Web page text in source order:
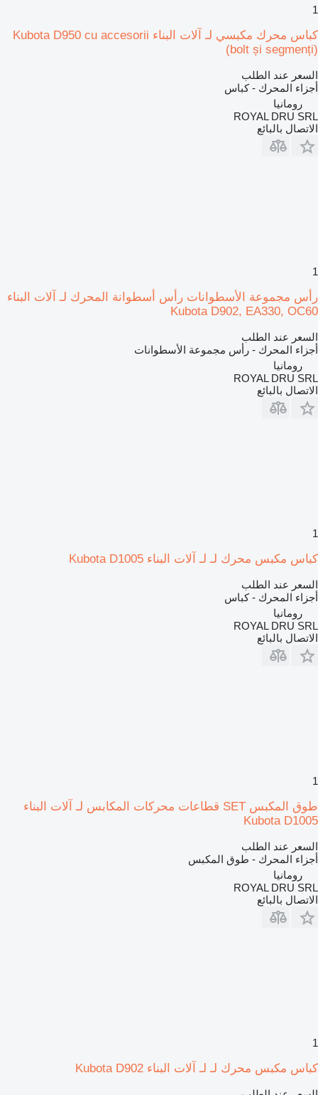
1
كباس محرك مكبسي لـ آلات البناء Kubota D950 cu accesorii
(bolt și segmenți)
السعر عند الطلب
أجزاء المحرك - كباس
رومانيا
ROYAL DRU SRL
الاتصال بالبائع
1
رأس مجموعة الأسطوانات رأس أسطوانة المحرك لـ آلات البناء
Kubota D902, EA330, OC60
السعر عند الطلب
أجزاء المحرك - رأس مجموعة الأسطوانات
رومانيا
ROYAL DRU SRL
الاتصال بالبائع
1
كباس مكبس محرك لـ لـ آلات البناء Kubota D1005
السعر عند الطلب
أجزاء المحرك - كباس
رومانيا
ROYAL DRU SRL
الاتصال بالبائع
1
طوق المكبس SET قطاعات محركات المكابس لـ آلات البناء
Kubota D1005
السعر عند الطلب
أجزاء المحرك - طوق المكبس
رومانيا
ROYAL DRU SRL
الاتصال بالبائع
1
كباس مكبس محرك لـ لـ آلات البناء Kubota D902